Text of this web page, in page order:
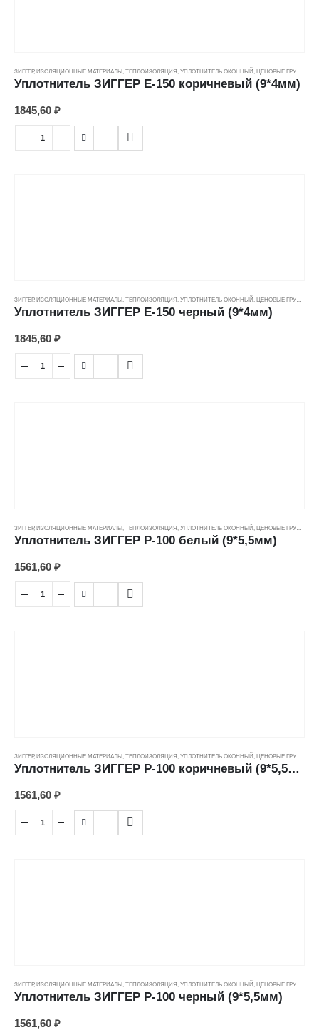
ЗИГГЕР, ИЗОЛЯЦИОННЫЕ МАТЕРИАЛЫ ТЕПЛОИЗОЛЯЦИЯ УПЛОТНИТЕЛЬ ОКОННЫЙ ЦЕНОВЫЕ ГРУППЫ
Уплотнитель ЗИГГЕР E-150 коричневый (9*4мм)
1845,60 ₽
ЗИГГЕР, ИЗОЛЯЦИОННЫЕ МАТЕРИАЛЫ ТЕПЛОИЗОЛЯЦИЯ УПЛОТНИТЕЛЬ ОКОННЫЙ ЦЕНОВЫЕ ГРУППЫ
Уплотнитель ЗИГГЕР E-150 черный (9*4мм)
1845,60 ₽
ЗИГГЕР, ИЗОЛЯЦИОННЫЕ МАТЕРИАЛЫ ТЕПЛОИЗОЛЯЦИЯ УПЛОТНИТЕЛЬ ОКОННЫЙ ЦЕНОВЫЕ ГРУППЫ
Уплотнитель ЗИГГЕР P-100 белый (9*5,5мм)
1561,60 ₽
ЗИГГЕР, ИЗОЛЯЦИОННЫЕ МАТЕРИАЛЫ ТЕПЛОИЗОЛЯЦИЯ УПЛОТНИТЕЛЬ ОКОННЫЙ ЦЕНОВЫЕ ГРУППЫ
Уплотнитель ЗИГГЕР P-100 коричневый (9*5,5мм)
1561,60 ₽
ЗИГГЕР, ИЗОЛЯЦИОННЫЕ МАТЕРИАЛЫ ТЕПЛОИЗОЛЯЦИЯ УПЛОТНИТЕЛЬ ОКОННЫЙ ЦЕНОВЫЕ ГРУППЫ
Уплотнитель ЗИГГЕР P-100 черный (9*5,5мм)
1561,60 ₽